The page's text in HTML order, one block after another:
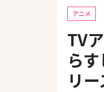
アニメ
TV
ら
リ